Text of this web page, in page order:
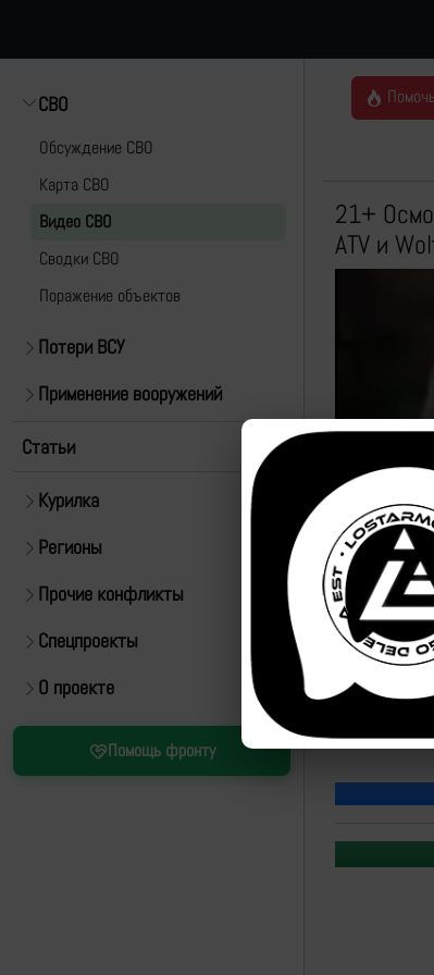
СВО
Обсуждение СВО
Карта СВО
Видео СВО
Cводки СВО
Поражение объектов
Потери ВСУ
Применение вооружений
Статьи
Курилка
Регионы
Прочие конфликты
Спецпроекты
О проекте
Помощь фронту
21+
ATV и
Источник: